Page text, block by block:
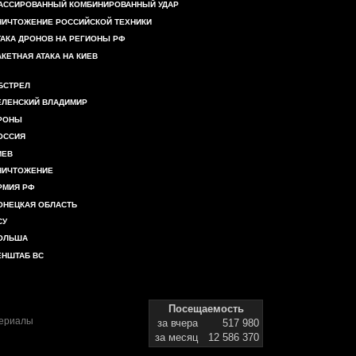
КОМБИНИРОВАННЫЙ УДАР
РОССИЙСКОЙ ТЕХНИКИ
ДРОНОВ НА РЕГИОНЫ РФ
АТАКА НА КИЕВ
ВЛАДИМИР
РФ
ОБЛАСТЬ
ВС
Посещаемость
за вчера
517 980
за месяц
12 586 370